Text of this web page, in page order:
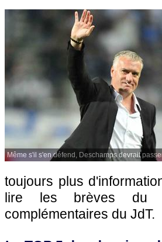
Même s'il s'en défend, Deschamps devrait
toujours plus
lire les brèves du
complémentaires du JdT.